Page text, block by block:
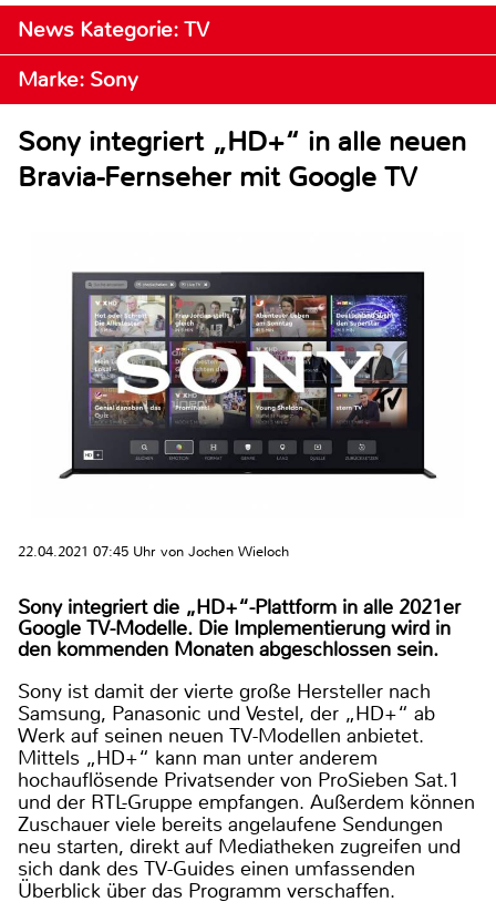
News Kategorie: TV
Marke: Sony
Sony integriert „HD+“ in alle neuen
Bravia-Fernseher mit Google TV
22.04.2021 07:45 Uhr von Jochen Wieloch
Sony integriert die „HD+“-Plattform in alle 2021er
Google TV-Modelle. Die Implementierung wird in
den kommenden Monaten abgeschlossen sein.
Sony ist damit der vierte große Hersteller nach
Samsung, Panasonic und Vestel, der „HD+“ ab
Werk auf seinen neuen TV-Modellen anbietet.
Mittels „HD+“ kann man unter anderem
hochauflösende Privatsender von ProSieben Sat.1
und der RTL-Gruppe empfangen. Außerdem können
Zuschauer viele bereits angelaufene Sendungen
neu starten, direkt auf Mediatheken zugreifen und
sich dank des TV-Guides einen umfassenden
Überblick über das Programm verschaffen.